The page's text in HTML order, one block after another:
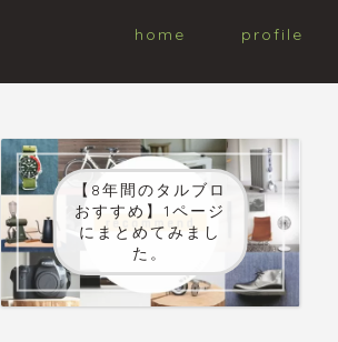
home profile
【8年間のタルブロ
おすすめ】1ページ
にまとめてみまし
た。